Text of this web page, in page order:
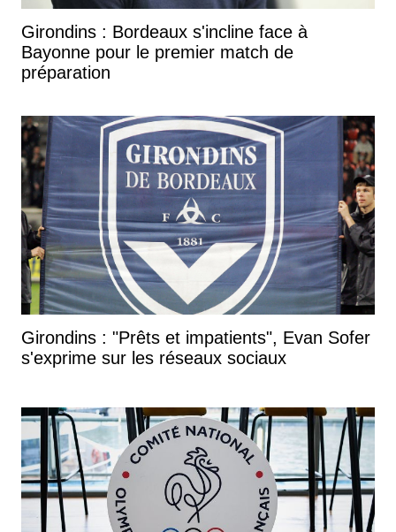
Girondins : Bordeaux s'incline face à
Bayonne pour le premier match de
préparation
Girondins : "Prêts et impatients", Evan Sofer
s'exprime sur les réseaux sociaux